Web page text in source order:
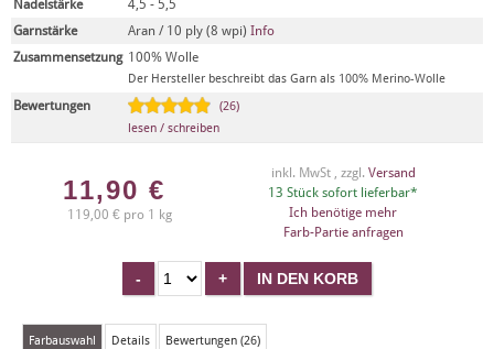
Nadelstärke
4,5 - 5,5
Garnstärke
Aran / 10 ply (8 wpi) Info
Zusammensetzung 100% Wolle
Der Hersteller beschreibt das Garn als 100% Merino-Wolle
Bewertungen
(26)
lesen / schreiben
11,90 €
119,00 € pro 1 kg
inkl. MwSt , zzgl. Versand
13 Stück sofort lieferbar*
Ich benötige mehr
Farb-Partie anfragen
Farbauswahl Details Bewertungen (26)